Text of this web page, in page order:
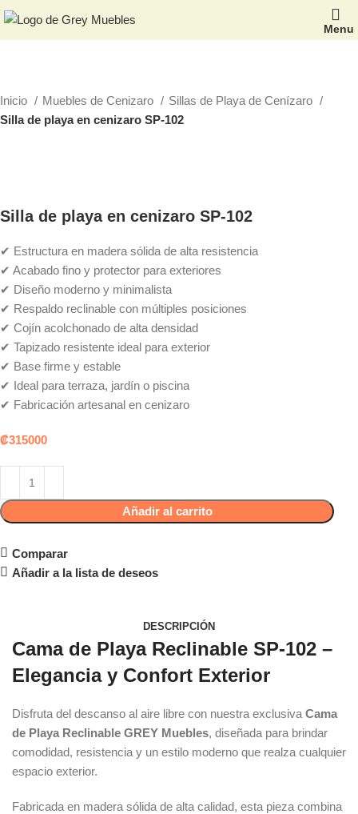
Menu
Inicio Muebles de Cenizaro
Sillas de Playa de Cenízaro
Silla de playa en cenizaro SP-102
Silla de playa en cenizaro SP-102
✔ Estructura en madera sólida de alta resistencia
✔ Acabado fino y protector para exteriores
✔ Diseño moderno y minimalista
✔ Respaldo reclinable con múltiples posiciones
✔ Cojín acolchonado de alta densidad
✔ Tapizado resistente ideal para exterior
✔ Base firme y estable
✔ Ideal para terraza, jardín o piscina
✔ Fabricación artesanal en cenizaro
₡315000
Añadir al carrito
Comparar
Añadir a la lista de deseos
DESCRIPCIÓN
Cama de Playa Reclinable SP-102 –
Elegancia y Confort Exterior
Disfruta del descanso al aire libre con nuestra exclusiva Cama
de Playa Reclinable GREY Muebles, diseñada para brindar
comodidad, resistencia y un estilo moderno que realza cualquier
espacio exterior.
Fabricada en madera sólida de alta calidad, esta pieza combina